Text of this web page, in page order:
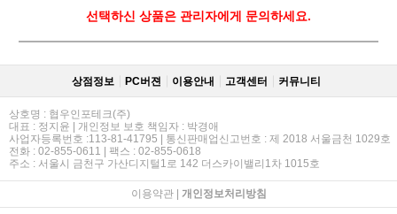
선택하신 상품은 관리자에게 문의하세요.
상점정보 PC버젼 이용안내 고객센터 커뮤니티
상호명 : 협우인포테크(주)
대표 : 정지윤 | 개인정보 보호 책임자 : 박경애
사업자등록번호 :113-81-41795 | 통신판매업신고번호 : 제 2018 서울금천 1029호
전화 : 02-855-0611 | 팩스 : 02-855-0618
주소 : 서울시 금천구 가산디지털1로 142 더스카이밸리1차 1015호
이용약관| 개인정보처리방침